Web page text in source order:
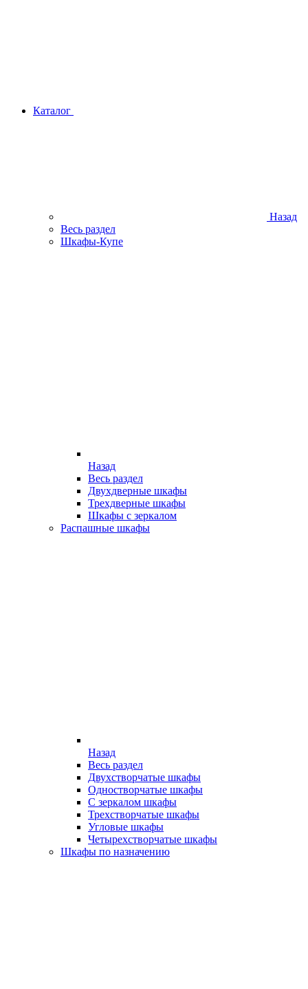
Каталог
Назад
Весь раздел
Шкафы-Купе
Назад
Весь раздел
Двухдверные шкафы
Трехдверные шкафы
Шкафы с зеркалом
Распашные шкафы
Назад
Весь раздел
Двухстворчатые шкафы
Одностворчатые шкафы
С зеркалом шкафы
Трехстворчатые шкафы
Угловые шкафы
Четырехстворчатые шкафы
Шкафы по назначению